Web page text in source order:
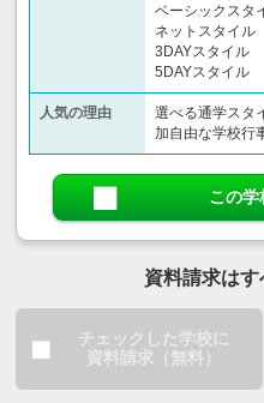
ベーシックスタ
ネットスタイル
3DAYスタイル
5DAYスタイル
人気の理由
選べる通学スタ
加自由な学校行
この学
資料請求はす
チェックした学校に
資料請求（無料）